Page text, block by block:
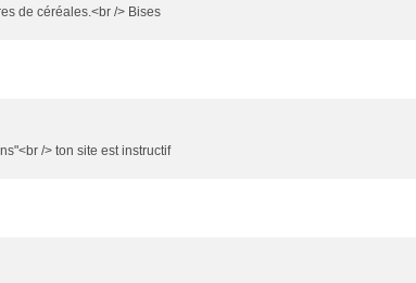
de céréales.<br /> Bises
/> ton site est instructif